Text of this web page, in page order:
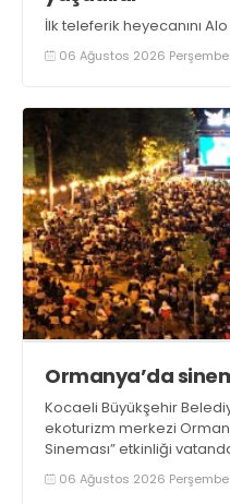
İlk teleferik heyecanını
06 Ağustos 2026 Perşembe
Ormanya’da
Kocaeli Büyükşehir
ekoturizm merkezi
Sineması” etkinliği
06 Ağustos 2026 Perşembe